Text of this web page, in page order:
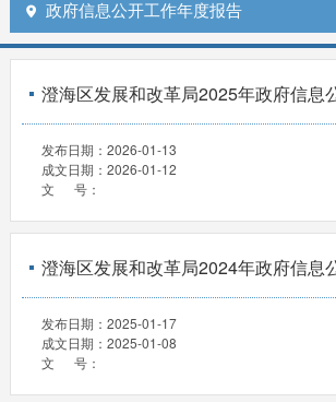
 政府信息公开工作年度报告
澄海区发展和改革局2025年政府信息
发布日期： 2026-01-13
成文日期： 2026-01-12
文 号：
澄海区发展和改革局2024年政府信息
发布日期： 2025-01-17
成文日期： 2025-01-08
文 号：